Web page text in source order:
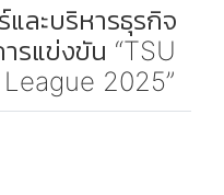
ละบริหารธุรกิจ
รแข่งขัน “TSU
2025”